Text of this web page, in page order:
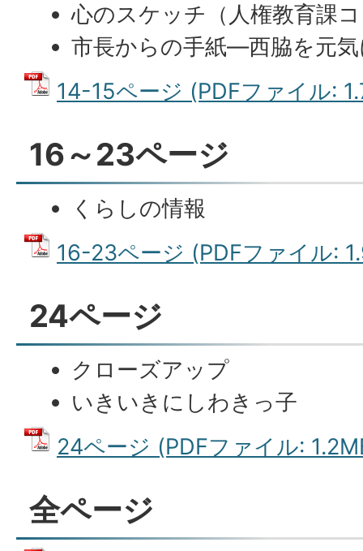
心のスケッチ（人権教育課
市長からの手紙―西脇を元
14-15ページ (PDFファイル:
16～23ページ
くらしの情報
16-23ページ (PDFファイル:
24ページ
クローズアップ
いきいきにしわきっ子
24ページ (PDFファイル:
全ページ